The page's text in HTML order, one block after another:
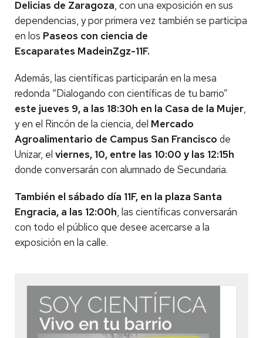
Delicias de Zaragoza, con una exposición en sus
dependencias, y por primera vez también se participa
en los Paseos con ciencia de
Escaparates MadeinZgz-11F.
Además, las científicas participarán en la mesa
redonda “Dialogando con científicas de tu barrio”
este jueves 9, a las 18:30h en la Casa de la Mujer,
y en el Rincón de la ciencia, del Mercado
Agroalimentario de Campus San Francisco de
Unizar, el viernes, 10, entre las 10:00 y las 12:15h
donde conversarán con alumnado de Secundaria.
También el sábado día 11F, en la plaza Santa
Engracia, a las 12:00h, las científicas conversarán
con todo el público que desee acercarse a la
exposición en la calle.